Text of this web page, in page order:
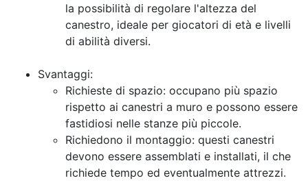
la possibilità di regolare l'altezza del
canestro, ideale per giocatori di età e livelli
di abilità diversi.
Svantaggi:
Richieste di spazio: occupano più spazio
rispetto ai canestri a muro e possono essere
fastidiosi nelle stanze più piccole.
Richiedono il montaggio: questi canestri
devono essere assemblati e installati, il che
richiede tempo ed eventualmente attrezzi.